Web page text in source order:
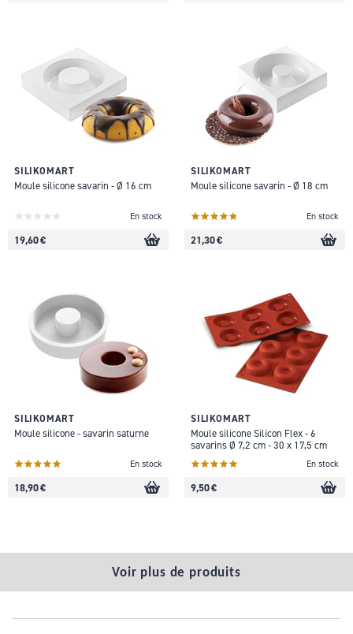
SILIKOMART
Moule silicone savarin - Ø 16 cm
En stock
19,60 €
SILIKOMART
Moule silicone savarin - Ø 18 cm
En stock
21,30 €
SILIKOMART
Moule silicone - savarin saturne
En stock
18,90 €
SILIKOMART
Moule silicone Silicon Flex - 6
savarins Ø 7,2 cm - 30 x 17,5 cm
En stock
9,50 €
Voir plus de produits